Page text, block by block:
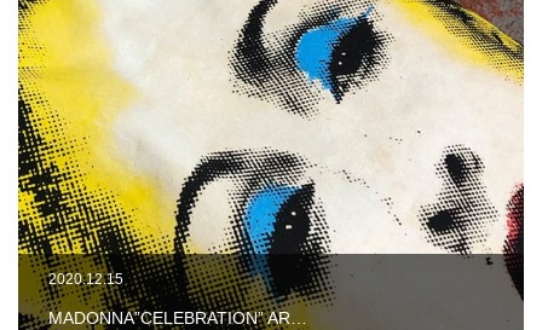
2020.12.15
MADONNA”CELEBRATION” AR…